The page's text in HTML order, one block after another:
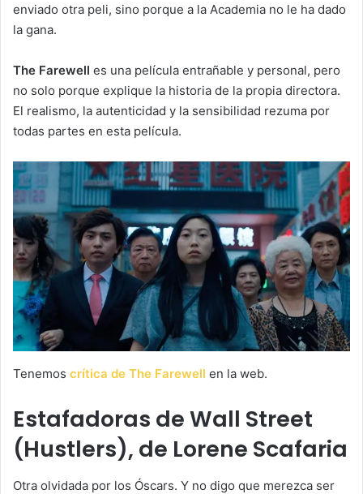
enviado otra peli, sino porque a la Academia no le ha dado
la gana.
The Farewell es una película entrañable y personal, pero
no solo porque explique la historia de la propia directora.
El realismo, la autenticidad y la sensibilidad rezuma por
todas partes en esta película.
Tenemos crítica de The Farewell en la web.
Estafadoras de Wall Street
(Hustlers), de Lorene Scafaria
Otra olvidada por los Óscars. Y no digo que merezca ser